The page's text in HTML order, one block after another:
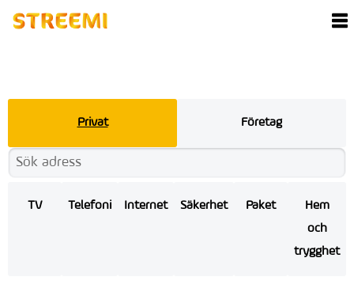
Privat Företag
TV Telefoni Internet Säkerhet Paket
Hem
och
trygghet